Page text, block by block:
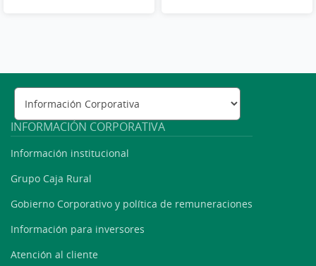
INFORMACIÓN CORPORATIVA
Información institucional
Grupo Caja Rural
Gobierno Corporativo y política de remuneraciones
Información para inversores
Atención al cliente